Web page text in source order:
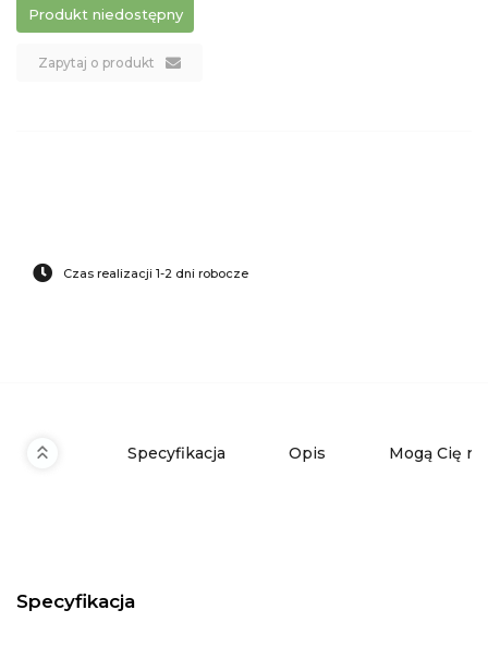
Produkt niedostępny
Zapytaj o produkt
Czas realizacji 1-2 dni robocze
Specyfikacja Opis Mogą Cię
Specyfikacja